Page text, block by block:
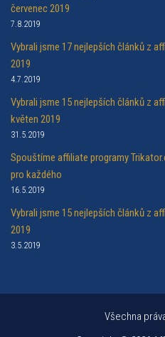
červenec 2019
7.8.2019
Vybrali jsme 17 nejlepších článků z
2019
4.7.2019
Vybrali jsme 15 nejlepších článků z
květen 2019
31.5.2019
Spouštíme affiliate programy
pro každého
16.5.2019
Vybrali jsme 15 nejlepších článků z
2019
3.5.2019
Všechna